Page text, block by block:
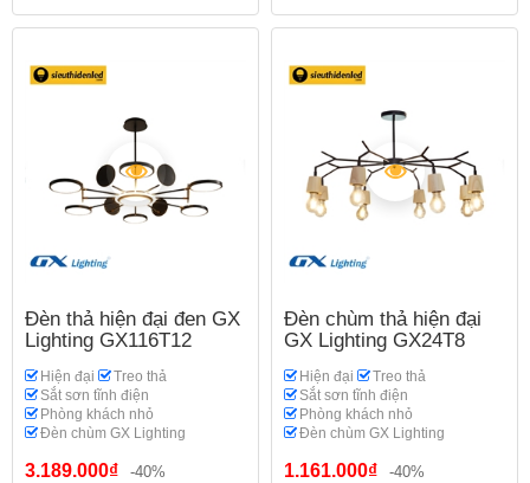
Đèn thả hiện đại đen GX
Lighting GX116T12
Hiện đại
Treo thả
Sắt sơn tĩnh điện
Phòng khách nhỏ
Đèn chùm GX Lighting
3.189.000₫
-40%
Đèn chùm thả hiện đại
GX Lighting GX24T8
Hiện đại
Treo thả
Sắt sơn tĩnh điện
Phòng khách nhỏ
Đèn chùm GX Lighting
1.161.000₫
-40%